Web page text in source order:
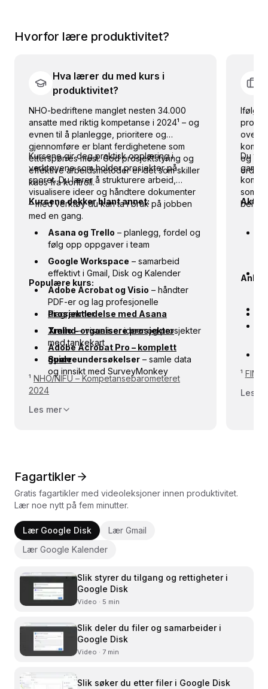
Hvorfor lære produktivitet?
Hva lærer du med kurs i
produktivitet?
NHO-bedriftene manglet nesten 34.000
ansatte med riktig kompetanse i 2024¹ – og
evnen til å planlegge, prioritere og
gjennomføre er blant ferdighetene som
etterspørres mest. God prosjektstyring og
effektive arbeidsmetoder er det som skiller
kaos fra kontroll.
Kursene gir deg praktisk opplæring i
verktøyene som holder prosjekter på
sporet. Du lærer å strukturere arbeid,
visualisere ideer og håndtere dokumenter
– med verktøy du kan ta i bruk på jobben
med en gang.
Kursene dekker blant annet:
Asana og Trello – planlegg, fordel og
følg opp oppgaver i team
Google Workspace – samarbeid
effektivt i Gmail, Disk og Kalender
Adobe Acrobat og Visio – håndter
PDF-er og lag profesjonelle
diagrammer
Xmind– visualiser ideer og prosjekter
med tankekart
Spørreundersøkelser – samle data
og innsikt med SurveyMonkey
Populære kurs:
Prosjektledelse med Asana
Trello – organisere prosjekter
Adobe Acrobat Pro – komplett
guide
¹ NHO/NIFU – Kompetansebarometeret
2024
Les mer
Ifølge
over
og
orden
Du
gang
som
¹ FINN
Les
Fagartikler
Gratis fagartikler med videoleksjoner innen produktivitet.
Lær noe nytt på fem minutter.
Lær Google Disk
Lær Gmail
Lær Google Kalender
Slik styrer du tilgang og rettigheter i
Google Disk
Video · 5 min
Slik deler du filer og samarbeider i
Google Disk
Video · 7 min
Slik søker du etter filer i Google Disk